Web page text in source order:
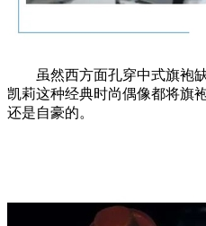
虽然西方面孔穿中式旗袍缺
凯莉这种经典时尚偶像都将旗
还是自豪的。